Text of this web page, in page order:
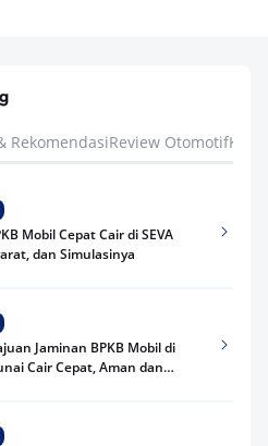
RekomendasiReview Otomotif
Mobil Cepat Cair di SEVA
dan Simulasinya
Jaminan BPKB Mobil di
Cair Cepat, Aman dan